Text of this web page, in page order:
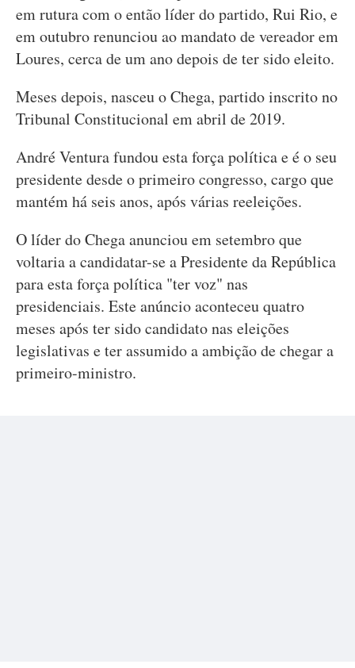
em rutura com o então líder do partido, Rui Rio, e
em outubro renunciou ao mandato de vereador em
Loures, cerca de um ano depois de ter sido eleito.
Meses depois, nasceu o Chega, partido inscrito no
Tribunal Constitucional em abril de 2019.
André Ventura fundou esta força política e é o seu
presidente desde o primeiro congresso, cargo que
mantém há seis anos, após várias reeleições.
O líder do Chega anunciou em setembro que
voltaria a candidatar-se a Presidente da República
para esta força política "ter voz" nas
presidenciais. Este anúncio aconteceu quatro
meses após ter sido candidato nas eleições
legislativas e ter assumido a ambição de chegar a
primeiro-ministro.